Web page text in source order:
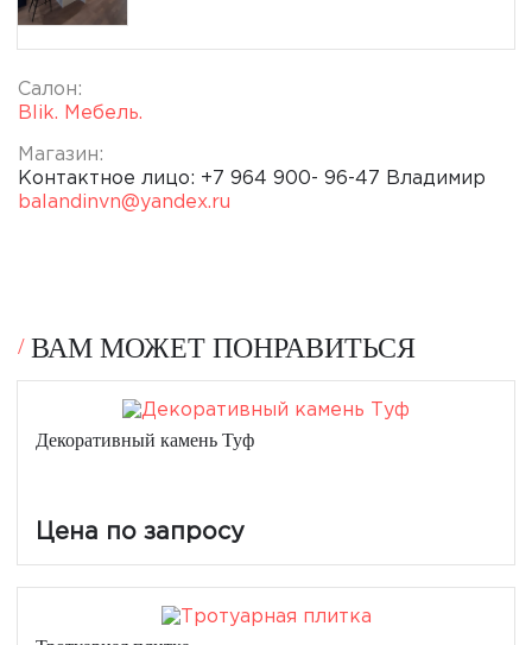
Салон:
Blik. Мебель.
Магазин:
Контактное лицо: +7 964 900- 96-47 Владимир
balandinvn@yandex.ru
ВАМ МОЖЕТ ПОНРАВИТЬСЯ
Декоративный камень Туф
Цена по запросу